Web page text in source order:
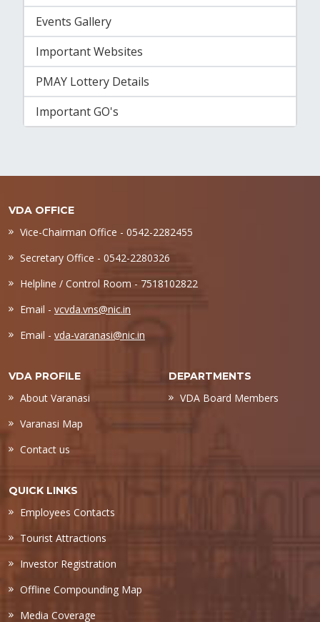
Events Gallery
Important Websites
PMAY Lottery Details
Important GO's
VDA OFFICE
Vice-Chairman Office - 0542-2282455
Secretary Office - 0542-2280326
Helpline / Control Room - 7518102822
Email - vcvda.vns@nic.in
Email - vda-varanasi@nic.in
VDA PROFILE
About Varanasi
Varanasi Map
Contact us
DEPARTMENTS
VDA Board Members
QUICK LINKS
Employees Contacts
Tourist Attractions
Investor Registration
Offline Compounding Map
Media Coverage